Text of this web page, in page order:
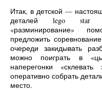
Итак, в детской —
деталей lego star
«разминирование»
предложить
очереди закидывать
можно поиграть в
наперегонки
оперативно собрать
место.